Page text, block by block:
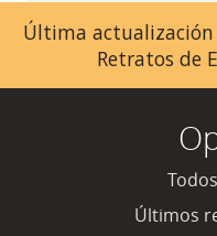
Última
Retratos de
Últimos